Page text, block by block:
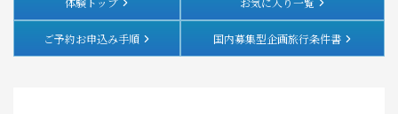
体験・ツアー
食べる
ご予約お申込み手順 国内募集型企画旅行条件書